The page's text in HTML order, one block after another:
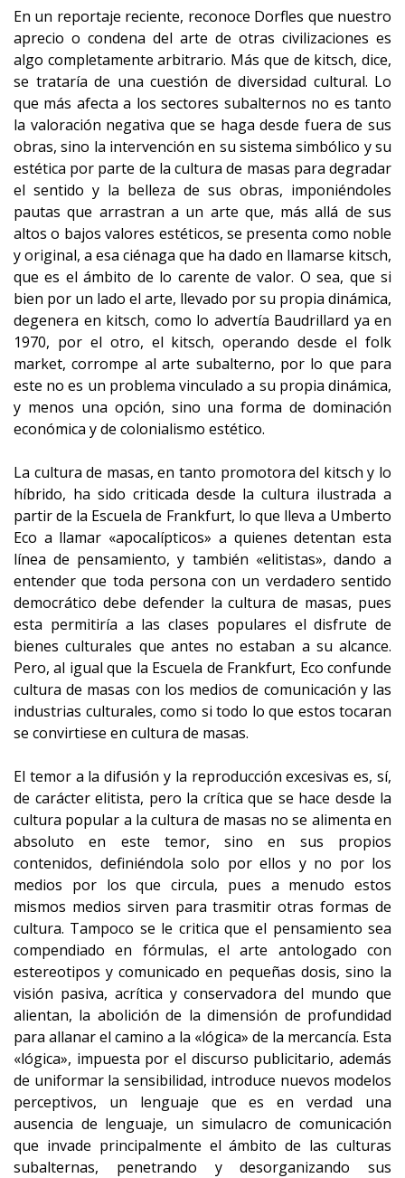
En un reportaje reciente, reconoce Dorfles que nuestro
aprecio o condena del arte de otras civilizaciones es
algo completamente arbitrario. Más que de kitsch, dice,
se trataría de una cuestión de diversidad cultural. Lo
que más afecta a los sectores subalternos no es tanto
la valoración negativa que se haga desde fuera de sus
obras, sino la intervención en su sistema simbólico y su
estética por parte de la cultura de masas para degradar
el sentido y la belleza de sus obras, imponiéndoles
pautas que arrastran a un arte que, más allá de sus
altos o bajos valores estéticos, se presenta como noble
y original, a esa ciénaga que ha dado en llamarse kitsch,
que es el ámbito de lo carente de valor. O sea, que si
bien por un lado el arte, llevado por su propia dinámica,
degenera en kitsch, como lo advertía Baudrillard ya en
1970, por el otro, el kitsch, operando desde el folk
market, corrompe al arte subalterno, por lo que para
este no es un problema vinculado a su propia dinámica,
y menos una opción, sino una forma de dominación
económica y de colonialismo estético.
La cultura de masas, en tanto promotora del kitsch y lo
híbrido, ha sido criticada desde la cultura ilustrada a
partir de la Escuela de Frankfurt, lo que lleva a Umberto
Eco a llamar «apocalípticos» a quienes detentan esta
línea de pensamiento, y también «elitistas», dando a
entender que toda persona con un verdadero sentido
democrático debe defender la cultura de masas, pues
esta permitiría a las clases populares el disfrute de
bienes culturales que antes no estaban a su alcance.
Pero, al igual que la Escuela de Frankfurt, Eco confunde
cultura de masas con los medios de comunicación y las
industrias culturales, como si todo lo que estos tocaran
se convirtiese en cultura de masas.
El temor a la difusión y la reproducción excesivas es, sí,
de carácter elitista, pero la crítica que se hace desde la
cultura popular a la cultura de masas no se alimenta en
absoluto en este temor, sino en sus propios
contenidos, definiéndola solo por ellos y no por los
medios por los que circula, pues a menudo estos
mismos medios sirven para trasmitir otras formas de
cultura. Tampoco se le critica que el pensamiento sea
compendiado en fórmulas, el arte antologado con
estereotipos y comunicado en pequeñas dosis, sino la
visión pasiva, acrítica y conservadora del mundo que
alientan, la abolición de la dimensión de profundidad
para allanar el camino a la «lógica» de la mercancía. Esta
«lógica», impuesta por el discurso publicitario, además
de uniformar la sensibilidad, introduce nuevos modelos
perceptivos, un lenguaje que es en verdad una
ausencia de lenguaje, un simulacro de comunicación
que invade principalmente el ámbito de las culturas
subalternas, penetrando y desorganizando sus